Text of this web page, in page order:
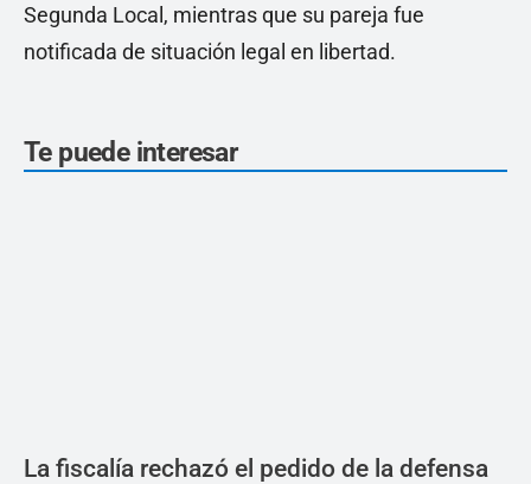
Segunda Local, mientras que su pareja fue
notificada de situación legal en libertad.
Te puede interesar
La fiscalía rechazó el pedido de la defensa